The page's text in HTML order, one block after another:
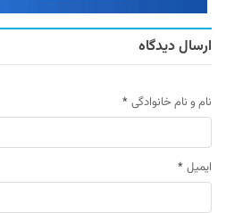
ارسال دیدگاه
نام و نام خانوادگی *
ایمیل *